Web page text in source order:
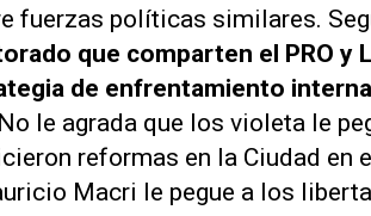
fuerzas políticas similares.
que comparten el PRO y
de enfrentamiento interna
le agrada que los violeta le
reformas en la Ciudad en
Macri le pegue a los